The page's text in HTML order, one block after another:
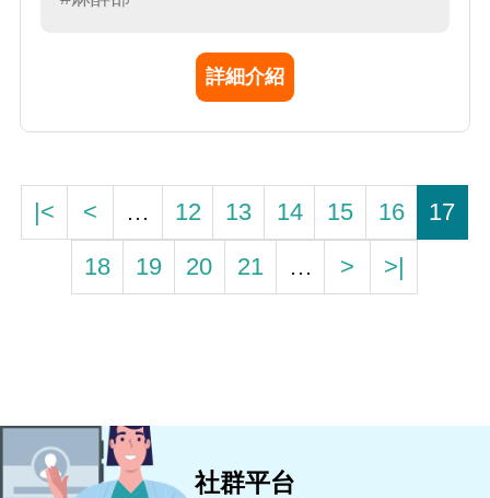
詳細介紹
|< < … 12 13 14 15 16
17
18
19 20 21 … > >|
社群平台